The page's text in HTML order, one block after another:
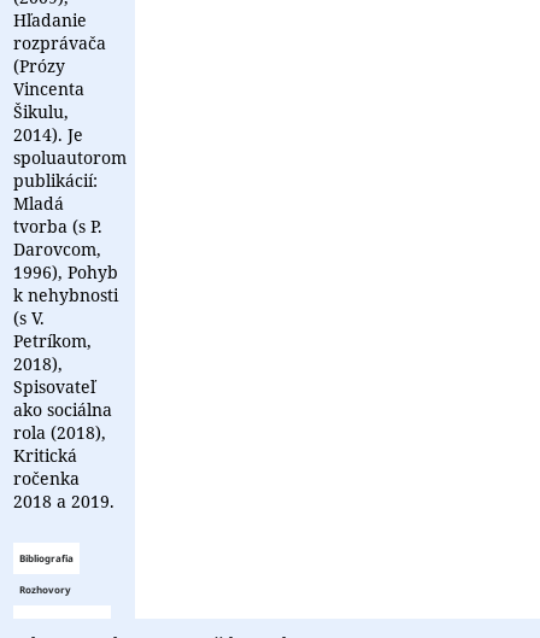
Hľadanie
rozprávača
(Prózy
Vincenta
Šikulu,
2014). Je
spoluautorom
publikácií:
Mladá
tvorba (s P.
Darovcom,
1996), Pohyb
k nehybnosti
(s V.
Petríkom,
2018),
Spisovateľ
ako sociálna
rola (2018),
Kritická
ročenka
2018 a 2019.
Bibliografia
Rozhovory
Zoznam